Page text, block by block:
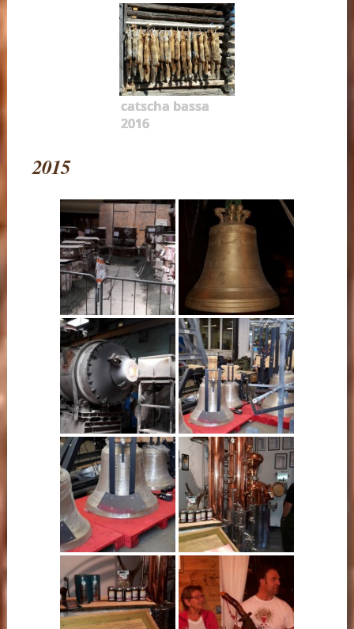
catscha bassa
2016
2015